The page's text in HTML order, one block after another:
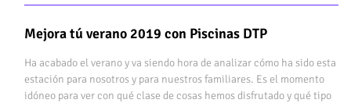
Mejora tú verano 2019 con Piscinas DTP
Ha acabado el verano y va siendo hora de analizar cómo ha sido esta
estación para nosotros y para nuestros familiares. Es el momento
idóneo para ver con qué clase de cosas hemos disfrutado y qué tipo